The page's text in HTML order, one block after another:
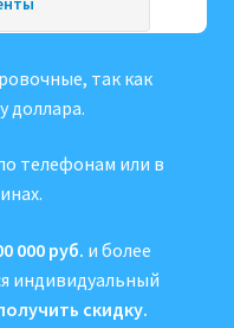
так как
доллара.
телефонам или в
000 руб. и более
индивидуальный
скидку.